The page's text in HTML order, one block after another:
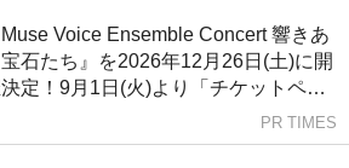
Muse Voice Ensemble Concert 響きあ
宝石たち』を2026年12月26日(土)に開
定！9月1日(火)より「チケットペ
」にて申し込み受付開始予定！PR TIMES